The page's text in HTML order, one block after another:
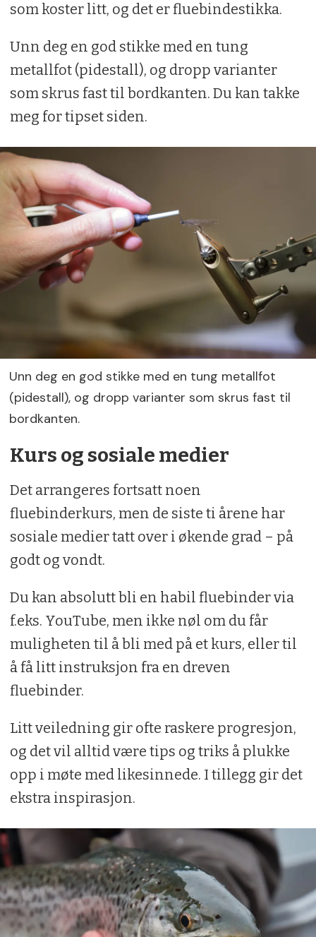
som koster litt, og det er fluebindestikka.
Unn deg en god stikke med en tung
metallfot (pidestall), og dropp varianter
som skrus fast til bordkanten. Du kan takke
meg for tipset siden.
Unn deg en god stikke med en tung metallfot
(pidestall), og dropp varianter som skrus fast til
bordkanten.
Kurs og sosiale medier
Det arrangeres fortsatt noen
fluebinderkurs, men de siste ti årene har
sosiale medier tatt over i økende grad – på
godt og vondt.
Du kan absolutt bli en habil fluebinder via
f.eks. YouTube, men ikke nøl om du får
muligheten til å bli med på et kurs, eller til
å få litt instruksjon fra en dreven
fluebinder.
Litt veiledning gir ofte raskere progresjon,
og det vil alltid være tips og triks å plukke
opp i møte med likesinnede. I tillegg gir det
ekstra inspirasjon.